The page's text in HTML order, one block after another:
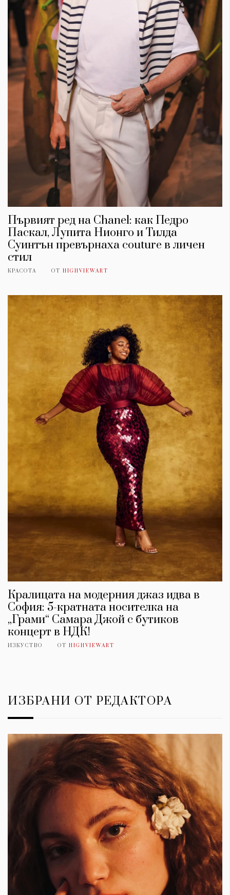
Първият ред на Chanel: как Педро
Паскал, Лупита Нионго и Тилда
Суинтън превърнаха couture в личен
стил
КРАСОТА ОТ HIGHVIEWART
Кралицата на модерния джаз идва в
София: 5-кратната носителка на
„Грами“ Самара Джой с бутиков
концерт в НДК!
ИЗКУСТВО ОТ HIGHVIEWART
ИЗБРАНИ ОТ РЕДАКТОРА